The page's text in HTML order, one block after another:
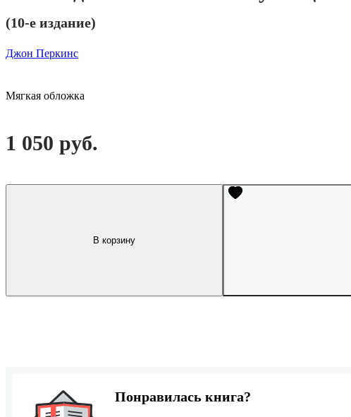
(10-е издание)
Джон Перкинс
Мягкая обложка
1 050 руб.
В корзину
Понравилась книга?